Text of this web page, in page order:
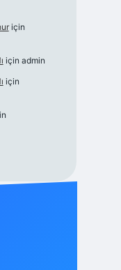
için
için admin
için